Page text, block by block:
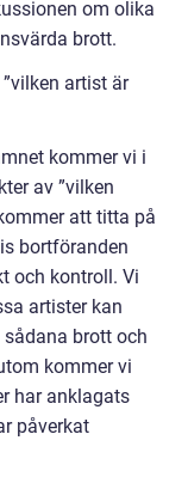
om olika
brott.
artist är
kommer vi i
av ”vilken
att titta på
bortföranden
och kontroll. Vi
artister kan
brott och
kommer vi
har anklagats
påverkat